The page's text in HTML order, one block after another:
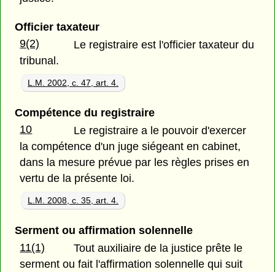
Officier taxateur
9(2)
Le registraire est l'officier taxateur du
tribunal.
L.M. 2002, c. 47, art. 4.
Compétence du registraire
10
Le registraire a le pouvoir d'exercer
la compétence d'un juge siégeant en cabinet,
dans la mesure prévue par les règles prises en
vertu de la présente loi.
L.M. 2008, c. 35, art. 4.
Serment ou affirmation solennelle
11(1)
Tout auxiliaire de la justice prête le
serment ou fait l'affirmation solennelle qui suit